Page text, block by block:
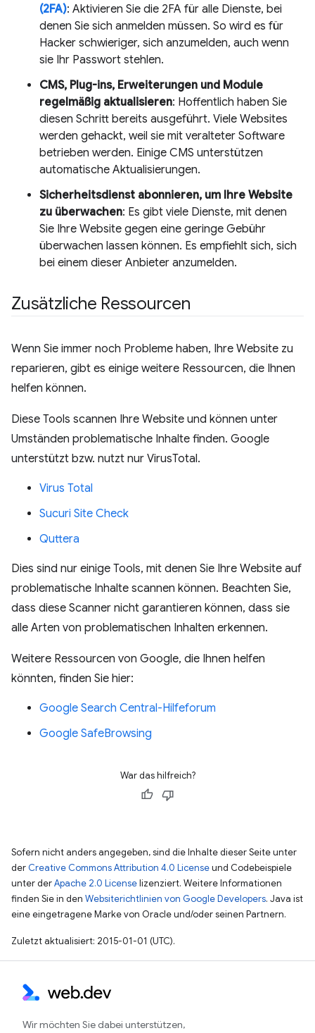
(2FA): Aktivieren Sie die 2FA für alle Dienste, bei
denen Sie sich anmelden müssen. So wird es für
Hacker schwieriger, sich anzumelden, auch wenn
sie Ihr Passwort stehlen.
CMS, Plug-ins, Erweiterungen und Module
regelmäßig aktualisieren: Hoffentlich haben Sie
diesen Schritt bereits ausgeführt. Viele Websites
werden gehackt, weil sie mit veralteter Software
betrieben werden. Einige CMS unterstützen
automatische Aktualisierungen.
Sicherheitsdienst abonnieren, um Ihre Website
zu überwachen: Es gibt viele Dienste, mit denen
Sie Ihre Website gegen eine geringe Gebühr
überwachen lassen können. Es empfiehlt sich, sich
bei einem dieser Anbieter anzumelden.
Zusätzliche Ressourcen
Wenn Sie immer noch Probleme haben, Ihre Website zu
reparieren, gibt es einige weitere Ressourcen, die Ihnen
helfen können.
Diese Tools scannen Ihre Website und können unter
Umständen problematische Inhalte finden. Google
unterstützt bzw. nutzt nur VirusTotal.
Virus Total
Sucuri Site Check
Quttera
Dies sind nur einige Tools, mit denen Sie Ihre Website auf
problematische Inhalte scannen können. Beachten Sie,
dass diese Scanner nicht garantieren können, dass sie
alle Arten von problematischen Inhalten erkennen.
Weitere Ressourcen von Google, die Ihnen helfen
könnten, finden Sie hier:
Google Search Central-Hilfeforum
Google SafeBrowsing
War das hilfreich?
Sofern nicht anders angegeben, sind die Inhalte dieser Seite unter
der Creative Commons Attribution 4.0 Licenseund Codebeispiele
unter derApache 2.0 Licenselizenziert. Weitere Informationen
finden Sie in den Websiterichtlinien von Google Developers. Java ist
eine eingetragene Marke von Oracle und/oder seinen Partnern.
Zuletzt aktualisiert: 2015-01-01 (UTC).
Wir möchten Sie dabei unterstützen,